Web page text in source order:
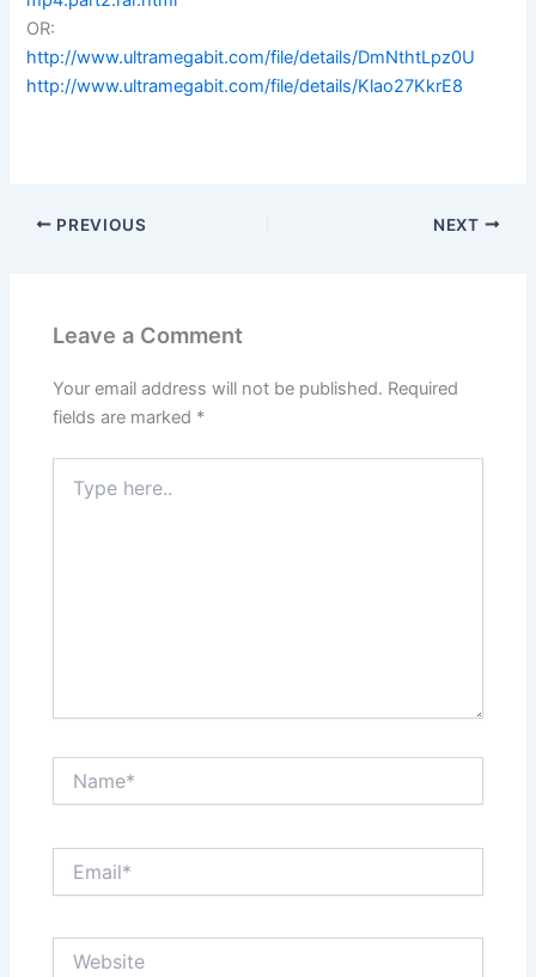
OR:
http://www.ultramegabit.com/file/details/DmNthtLpz0U
http://www.ultramegabit.com/file/details/Klao27KkrE8
PREVIOUS NEXT
Leave a Comment
Your email address will not be published. Required
fields are marked *
here..